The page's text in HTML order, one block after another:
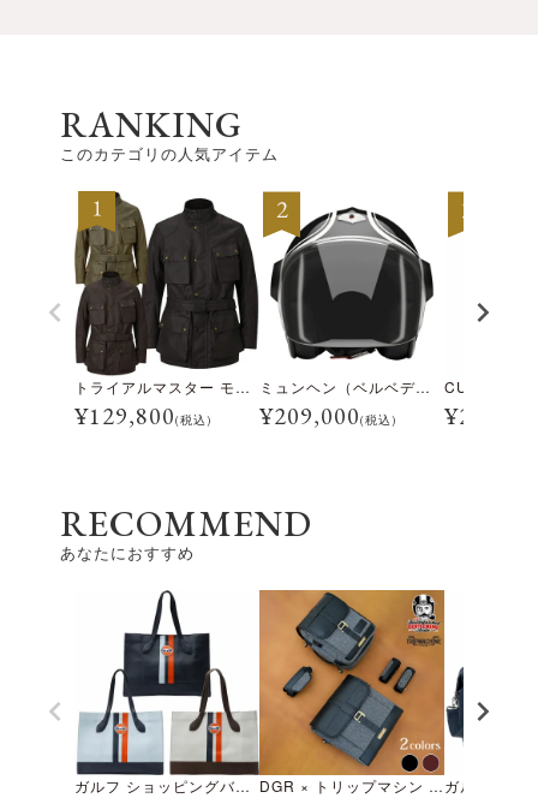
RANKING
このカテゴリの人気アイテム
トライアルマスター モーターサイクル ジャケット
¥129,800(税込)
ミュンヘン（ベルベデーレ）
¥209,000(税込) ¥28,600
RECOMMEND
あなたにおすすめ
ガルフ ショッピングバッグ DGR × トリップマシン ジェントルマンズ キャリー コレクターズセット